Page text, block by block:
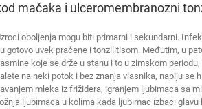
mačaka i ulceromembranozni
oboljenja mogu biti primarni i sekundarni.
gotovo uvek praćene i tonzilitisom. Međutim, u
koje se drže u stanu i to u zimskom
na neki potok i bez znanja vlasnika, napiju se
mleka iz frižidera, igranjem ljubimaca sa
ljubimaca u kolima kada ljubimac izbaci